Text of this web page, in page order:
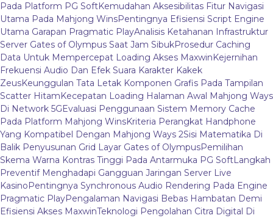
Pada Platform PG SoftKemudahan Aksesibilitas Fitur Navigasi
Utama Pada Mahjong WinsPentingnya Efisiensi Script Engine
Utama Garapan Pragmatic PlayAnalisis Ketahanan Infrastruktur
Server Gates of Olympus Saat Jam SibukProsedur Caching
Data Untuk Mempercepat Loading Akses MaxwinKejernihan
Frekuensi Audio Dan Efek Suara Karakter Kakek
ZeusKeunggulan Tata Letak Komponen Grafis Pada Tampilan
Scatter HitamKecepatan Loading Halaman Awal Mahjong Ways
Di Network 5GEvaluasi Penggunaan Sistem Memory Cache
Pada Platform Mahjong WinsKriteria Perangkat Handphone
Yang Kompatibel Dengan Mahjong Ways 2Sisi Matematika Di
Balik Penyusunan Grid Layar Gates of OlympusPemilihan
Skema Warna Kontras Tinggi Pada Antarmuka PG SoftLangkah
Preventif Menghadapi Gangguan Jaringan Server Live
KasinoPentingnya Synchronous Audio Rendering Pada Engine
Pragmatic PlayPengalaman Navigasi Bebas Hambatan Demi
Efisiensi Akses MaxwinTeknologi Pengolahan Citra Digital Di